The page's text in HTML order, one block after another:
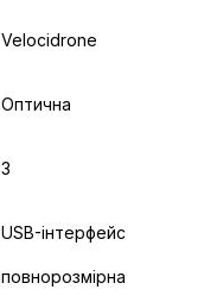
Velocidrone
Оптична
3
USB-інтерфейс
повнорозмірна